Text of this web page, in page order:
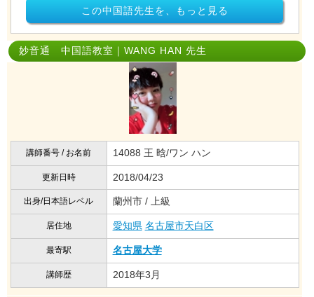
この中国語先生を、もっと見る
妙音通 中国語教室｜WANG HAN 先生
講師番号 / お名前 14088 王 晗/ワン ハン
更新日時 2018/04/23
出身/日本語レベル 蘭州市 / 上級
居住地 愛知県 名古屋市天白区
最寄駅 名古屋大学
講師歴 2018年3月